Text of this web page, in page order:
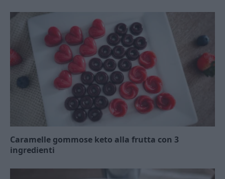
Caramelle gommose keto alla frutta con 3
ingredienti